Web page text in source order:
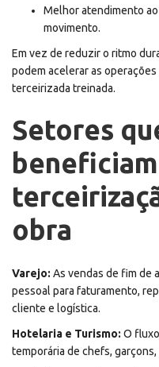
Melhor atendimento
movimento.
Em vez de reduzir o ritmo
podem acelerar as
terceirizada treinada.
Setores
obra
Varejo: As vendas de fim de
pessoal para faturamento,
cliente e logística.
Hotelaria e Turismo: O
temporária de chefs,